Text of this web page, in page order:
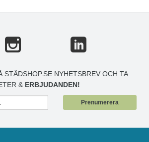
STÄDSHOP.SE NYHETSBREV OCH TA
& ERBJUDANDEN!
Prenumerera